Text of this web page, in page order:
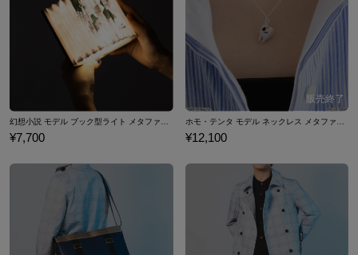
幻想小説 モデル ブック型ライト メタファー：リファンタジオ
¥7,700
ホモ・テンタ モデル ネックレス メタファー：リファンタジオ
¥12,100